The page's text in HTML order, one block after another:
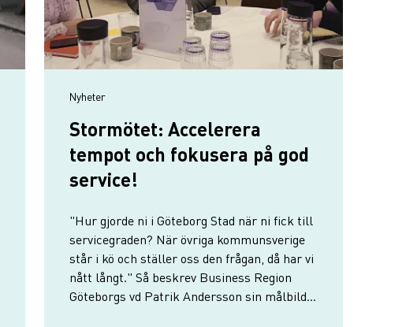
Nyheter
Stormötet: Accelerera
tempot och fokusera på god
service!
"Hur gjorde ni i Göteborg Stad när ni fick till
servicegraden? När övriga kommunsverige
står i kö och ställer oss den frågan, då har vi
nått långt." Så beskrev Business Region
Göteborgs vd Patrik Andersson sin målbild,